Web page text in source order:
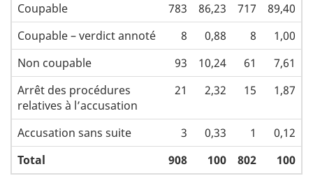
Coupable
783 86,23 717
89,40
Coupable – verdict annoté
8 0,88 8
1,00
Non coupable
93 10,24 61
7,61
Arrêt des procédures
relatives à l’accusation
21 2,32 15 1,87
Accusation sans suite 3 0,33 1
0,12
Total
908 100 802 100